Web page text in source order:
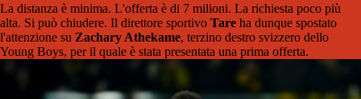
La distanza è minima. L'offerta è di 7 milioni. La richiesta poco più
alta. Si può chiudere. Il direttore sportivo Tare ha dunque spostato
l'attenzione su Zachary Athekame, terzino destro svizzero dello
Young Boys, per il quale è stata presentata una prima offerta.